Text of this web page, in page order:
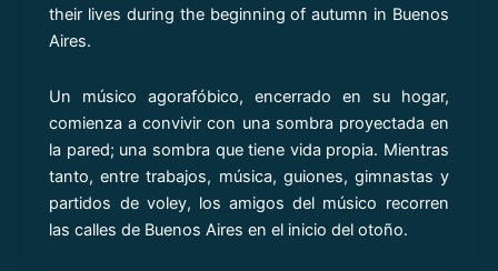
their lives during the beginning of autumn in Buenos
Aires.
Un músico agorafóbico, encerrado en su hogar,
comienza a convivir con una sombra proyectada en
la pared; una sombra que tiene vida propia. Mientras
tanto, entre trabajos, música, guiones, gimnastas y
partidos de voley, los amigos del músico recorren
las calles de Buenos Aires en el inicio del otoño.